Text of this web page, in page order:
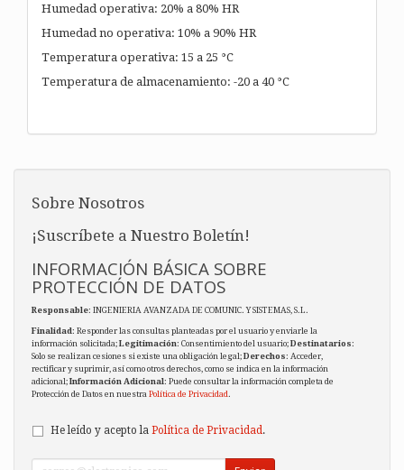
Humedad operativa: 20% a 80% HR
Humedad no operativa: 10% a 90% HR
Temperatura operativa: 15 a 25 °C
Temperatura de almacenamiento: -20 a 40 °C
Sobre Nosotros
¡Suscríbete a Nuestro Boletín!
INFORMACIÓN BÁSICA SOBRE
PROTECCIÓN DE DATOS
Responsable: INGENIERIA AVANZADA DE COMUNIC. Y SISTEMAS, S.L.
Finalidad: Responder las consultas planteadas por el usuario y enviarle la
información solicitada;Legitimación: Consentimiento del usuario;Destinatarios:
Solo se realizan cesiones si existe una obligación legal;Derechos: Acceder,
rectificar y suprimir, así como otros derechos, como se indica en la información
adicional;Información Adicional: Puede consultar la información completa de
Protección de Datos en nuestra Política de Privacidad.
He leído y acepto la Política de Privacidad .